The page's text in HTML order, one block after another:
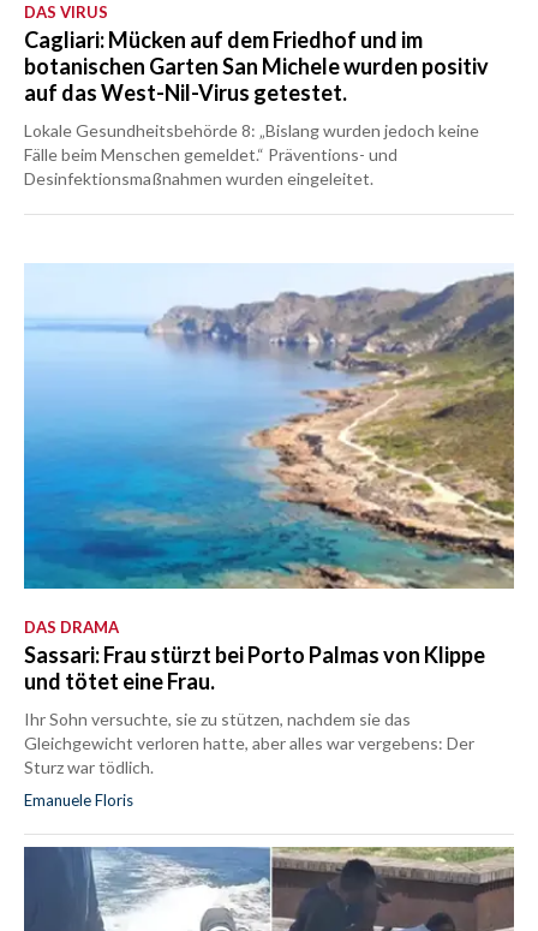
DAS VIRUS
Cagliari: Mücken auf dem Friedhof und im
botanischen Garten San Michele wurden positiv
auf das West-Nil-Virus getestet.
Lokale Gesundheitsbehörde 8: „Bislang wurden jedoch keine
Fälle beim Menschen gemeldet.“ Präventions- und
Desinfektionsmaßnahmen wurden eingeleitet.
DAS DRAMA
Sassari: Frau stürzt bei Porto Palmas von Klippe
und tötet eine Frau.
Ihr Sohn versuchte, sie zu stützen, nachdem sie das
Gleichgewicht verloren hatte, aber alles war vergebens: Der
Sturz war tödlich.
Emanuele Floris